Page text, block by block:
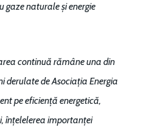
naturale și energie
continuă rămâne una din
derulate de Asociația Energia
pe eficiență energetică,
înțelelerea importanței